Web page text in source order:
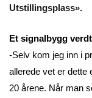
Utstillingsplass».
Et signalbygg
-Selv kom jeg inn i
allerede vet er
20 årene. Når man